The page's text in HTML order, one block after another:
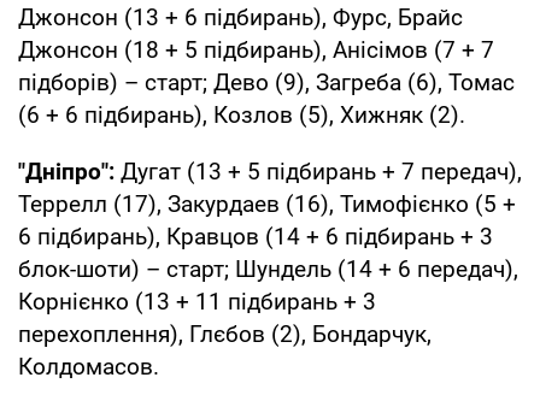
Джонсон (13 + 6 підбирань), Фурс, Брайс
Джонсон (18 + 5 підбирань), Анісімов (7 + 7
підборів) – старт; Дево (9), Загреба (6), Томас
(6 + 6 підбирань), Козлов (5), Хижняк (2).
"Дніпро": Дугат (13 + 5 підбирань + 7 передач),
Террелл (17), Закурдаев (16), Тимофієнко (5 +
6 підбирань), Кравцов (14 + 6 підбирань + 3
блок-шоти) – старт; Шундель (14 + 6 передач),
Корнієнко (13 + 11 підбирань + 3
перехоплення), Глєбов (2), Бондарчук,
Колдомасов.